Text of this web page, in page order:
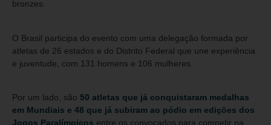
bronzes.
O Brasil participa do evento com uma delegação formada por
atletas de 26 estados e do Distrito Federal que une experiência
e juventude, com 131 homens e 106 mulheres.
Por um lado, são 50 atletas que já conquistaram medalhas
em Mundiais e 48 que já subiram ao pódio em edições dos
Jogos Paralímpicos entre os convocados para competir na